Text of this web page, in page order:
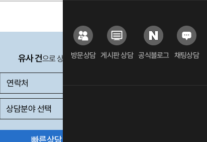
방문상담 게시판 상담 공식블로그 채팅상담
유사 건으로 상담 필요 시